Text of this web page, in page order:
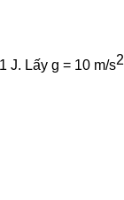
J. Lấy g = 10 m/s2